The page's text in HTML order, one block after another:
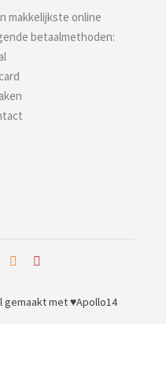
makkelijkste online
betaalmethoden:
gemaakt met ♥Apollo14